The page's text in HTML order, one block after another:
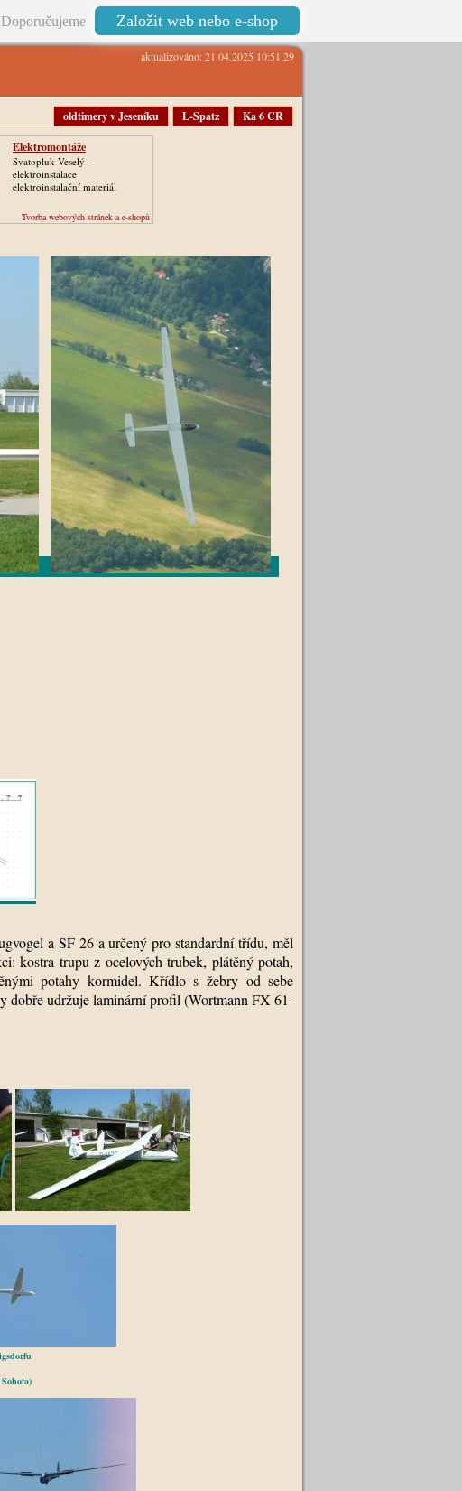
Doporučujeme Založit web nebo e-shop
aktualizováno: 21.04.2025 10:51:29
Ka 6 CR
L-Spatz
oldtimery v Jeseníku
Elektromontáže
Svatopluk Veselý -
elektroinstalace
elektroinstalační materiál
Tvorba webových stránek a e-shopů
a SF 26 aurčený pro standardní třídu, měl
kostra trupu z ocelových trubek, plátěný potah,
potahy kormidel. Křídlo s žebry od sebe
dobře udržuje laminární profil (Wortmann FX 61-